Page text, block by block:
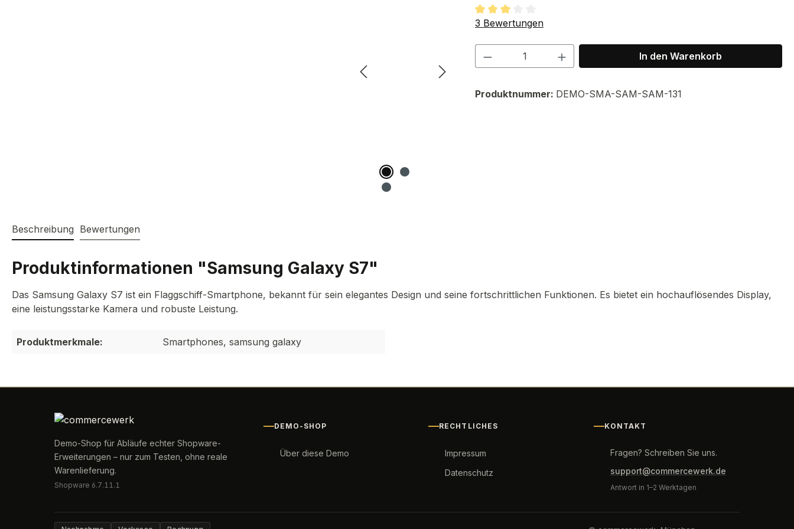
Durchschnittliche Bewertung von 3 von 5 Sternen
3 Bewertungen
Produkt Anzahl: Gib den gewünschten Wert
In den Warenkorb
Produktnummer: DEMO-SMA-SAM-SAM-131
Beschreibung Bewertungen
Produktinformationen "Samsung Galaxy S7"
Das Samsung Galaxy S7 ist ein Flaggschiff-Smartphone, bekannt für sein elegantes Design und seine fortschrittlichen Funktionen. Es bietet ein hochauflösendes Display,
eine leistungsstarke Kamera und robuste Leistung.
Produktmerkmale: Smartphones, samsung galaxy
Demo-Shop für Abläufe echter Shopware-
Erweiterungen – nur zum Testen, ohne reale
Warenlieferung.
Shopware 6.7.11.1
DEMO-SHOP
Über diese Demo
RECHTLICHES
Impressum
Datenschutz
KONTAKT
Fragen? Schreiben Sie uns.
support@commercewerk.de
Antwort in 1–2 Werktagen